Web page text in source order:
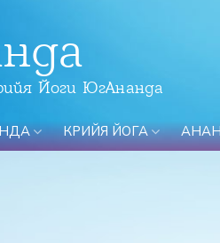
Йоги ЮгАнанда
КРИЙЯ ЙОГА